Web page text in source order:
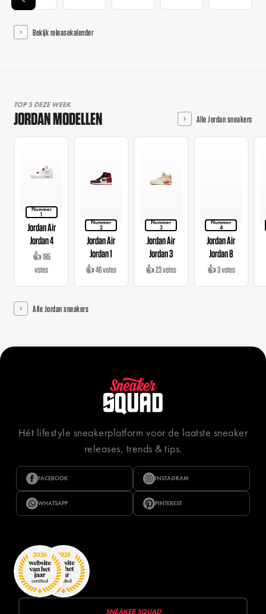
Bekijk releasekalender
TOP 5 DEZE WEEK
JORDAN MODELLEN Alle Jordan sneakers
Nummer
1
Jordan Air
Jordan 4
👍 185
votes
Nummer
2
Jordan Air
Jordan 1
👍 46 votes
Nummer
3
Jordan Air
Jordan 3
👍 23 votes
Nummer
4
Jordan Air
Jordan 8
👍 3 votes
Alle Jordan sneakers
Hét lifestyle sneakerplatform voor de laatste sneaker
releases, trends & tips.
FACEBOOK INSTAGRAM
WHATSAPP PINTEREST
SNEAKER SQUAD